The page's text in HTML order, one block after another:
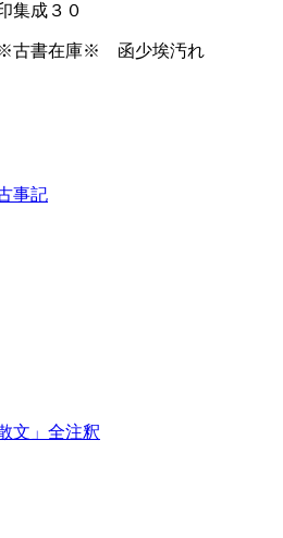
集成３０
※古書在庫※ 函少埃汚れ
事記
文」全注釈